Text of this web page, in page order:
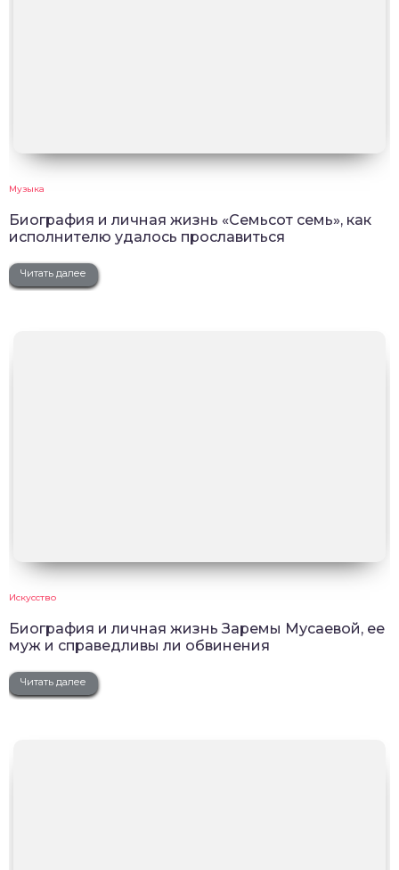
Музыка
Биография и личная жизнь «Семьсот семь», как
исполнителю удалось прославиться
Читать далее
Искусство
Биография и личная жизнь Заремы Мусаевой, ее
муж и справедливы ли обвинения
Читать далее